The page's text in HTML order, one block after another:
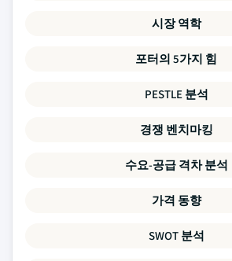
시장 역학
포터의 5가지 힘
PESTLE 분석
경쟁 벤치마킹
수요-공급 격차 분석
가격 동향
SWOT 분석